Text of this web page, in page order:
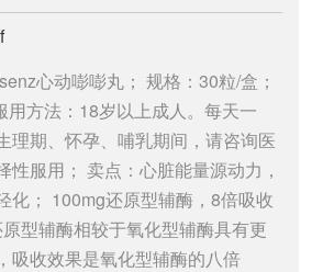
心动嘭嘭丸； 规格：30粒/盒；
用方法：18岁以上成人。每天一
理期、怀孕、哺乳期间，请咨询医
性服用； 卖点：心脏能量源动力，
化； 100mg还原型辅酶，8倍吸收
型辅酶相较于氧化型辅酶具有更
吸收效果是氧化型辅酶的八倍